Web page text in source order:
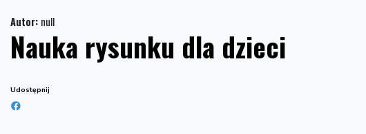
Autor: null
Nauka rysunku dla dzieci
Udostępnij